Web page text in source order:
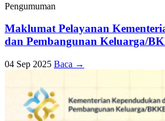
Pengumuman
Maklumat Pelayanan
dan Pembangunan Keluarga/
04 Sep 2025 Baca →